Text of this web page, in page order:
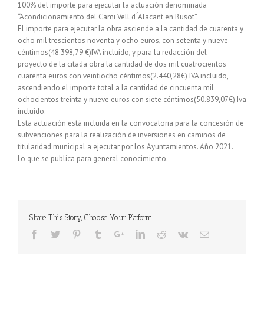
100% del importe para ejecutar la actuación denominada
“Acondicionamiento del Cami Vell d ́Alacant en Busot”.
El importe para ejecutar la obra asciende a la cantidad de cuarenta y
ocho mil trescientos noventa y ocho euros, con setenta y nueve
céntimos(48.398,79 €)IVA incluido, y para la redacción del
proyecto de la citada obra la cantidad de dos mil cuatrocientos
cuarenta euros con veintiocho céntimos(2.440,28€) IVA incluido,
ascendiendo el importe total a la cantidad de cincuenta mil
ochocientos treinta y nueve euros con siete céntimos(50.839,07€) Iva
incluido.
Esta actuación está incluida en la convocatoria para la concesión de
subvenciones para la realización de inversiones en caminos de
titularidad municipal a ejecutar por los Ayuntamientos. Año 2021.
Lo que se publica para general conocimiento.
Share This Story, Choose Your Platform!